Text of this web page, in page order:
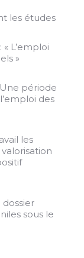
les études
L’emploi
»
période
des
les
sous le